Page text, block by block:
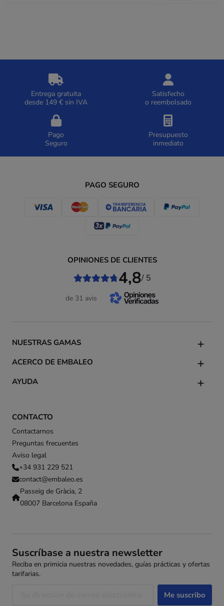
Entrega gratuita
desde 149 € sin IVA
Satisfecho
o reembolsado
Pago
Seguro
Presupuesto
inmediato
PAGO SEGURO
CONTACTO
Contactarnos
Preguntas frecuentes
Aviso legal
+34 931 229 521
contact@embaleo.es
Passeig de Gràcia, 2
08007 Barcelona España
NUESTRAS GAMAS
ACERCO DE EMBALEO
AYUDA
OPINIONES DE CLIENTES
4,8/ 5
de 31 avis
Suscríbase a nuestra newsletter
Reciba en primicia nuestras novedades, guías prácticas y ofertas
tarifarias.